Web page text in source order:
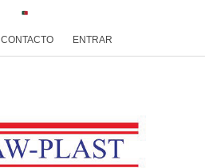
CONTACTO ENTRAR